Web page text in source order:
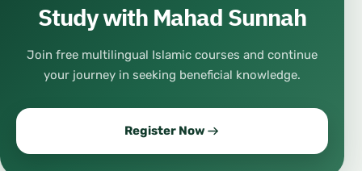
Study with Mahad Sunnah
Join free multilingual Islamic courses and continue
your journey in seeking beneficial knowledge.
Register Now